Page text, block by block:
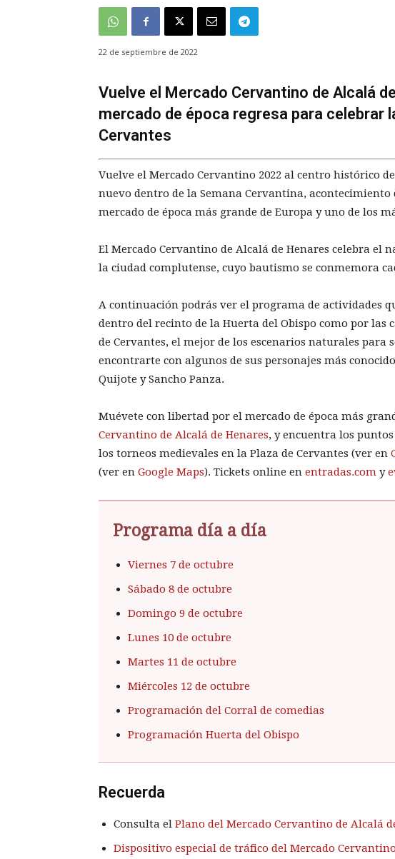
22 de septiembre de 2022
Vuelve el Mercado Cervantino de Alcalá
mercado de época regresa para celebrar
Cervantes
Vuelve el Mercado Cervantino 2022 al centro histórico
nuevo dentro de la Semana Cervantina, acontecimiento
mercado de época más grande de Europa y uno de los
El Mercado Cervantino de Alcalá de Henares celebra el
la ciudad complutense, cuyo bautismo se conmemora
A continuación podrás ver el programa de actividades
dentro del recinto de la Huerta del Obispo como por las
de Cervantes, el mejor de los escenarios naturales para
encontrarte con algunos de sus personajes más
Quijote y Sancho Panza.
Muévete con libertad por el mercado de época más
Cervantino de Alcalá de Henares, y encuentra los
los torneos medievales en la Plaza de Cervantes (ver en
(ver en Google Maps). Tickets online en entradas.com y
Programa día a día
Viernes 7 de octubre
Sábado 8 de octubre
Domingo 9 de octubre
Lunes 10 de octubre
Martes 11 de octubre
Miércoles 12 de octubre
Programación del Corral de comedias
Programación Huerta del Obispo
Recuerda
Consulta el Plano del Mercado Cervantino de Alcalá
Dispositivo especial de tráfico del Mercado